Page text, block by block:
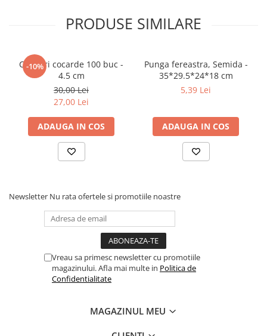
PRODUSE SIMILARE
-10%
Clipsuri cocarde 100 buc -
4.5 cm
30,00 Lei
27,00 Lei
ADAUGA IN COS
Punga fereastra, Semida -
35*29.5*24*18 cm
5,39 Lei
ADAUGA IN COS
Newsletter Nu rata ofertele si promotiile noastre
Vreau sa primesc newsletter cu promotiile
magazinului. Afla mai multe in Politica de
Confidentialitate
MAGAZINUL MEU